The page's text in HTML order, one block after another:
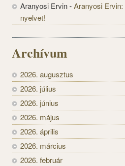
Aranyosi Ervin-Aranyosi
nyelvet!
Archívum
2026. augusztus
2026. július
2026. június
2026. május
2026. április
2026. március
2026. február